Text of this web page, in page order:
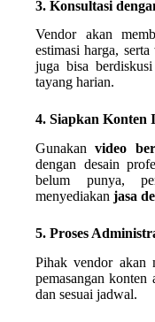
3. Konsultasi
Vendor akan
estimasi harga,
juga bisa
tayang harian.
4. Siapkan Konten
Gunakanvideo
dengan desain
belum punya,
menyediakan jasa
5. Proses
Pihak vendor akan
pemasangan
dan sesuai jadwal.